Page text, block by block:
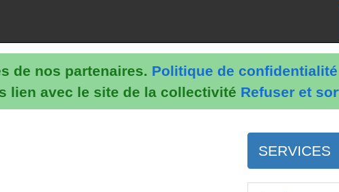
de nos partenaires. Politique de confidentialité
lien avec le site de la collectivité Refuser et
SERVICES